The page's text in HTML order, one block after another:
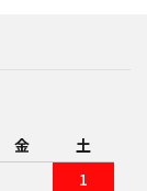
金
土
1